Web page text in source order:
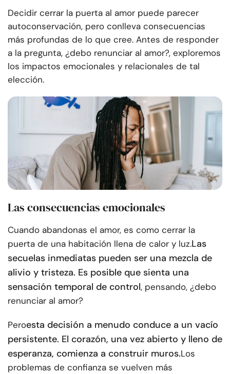
Decidir cerrar la puerta al amor puede parecer
autoconservación, pero conlleva consecuencias
más profundas de lo que cree. Antes de responder
a la pregunta, ¿debo renunciar al amor?, exploremos
los impactos emocionales y relacionales de tal
elección.
Las consecuencias emocionales
Cuando abandonas el amor, es como cerrar la
puerta de una habitación llena de calor y luz.Las
secuelas inmediatas pueden ser una mezcla de
alivio y tristeza. Es posible que sienta una
sensación temporal de control, pensando, ¿debo
renunciar al amor?
Peroesta decisión a menudo conduce a un vacío
persistente. El corazón, una vez abierto y lleno de
esperanza, comienza a construir muros.Los
problemas de confianza se vuelven más